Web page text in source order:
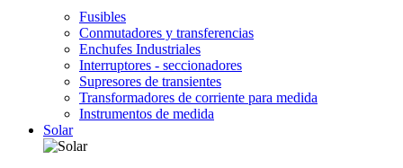
Fusibles
Conmutadores y transferencias
Enchufes Industriales
Interruptores - seccionadores
Supresores de transientes
Transformadores de corriente para medida
Instrumentos de medida
Solar